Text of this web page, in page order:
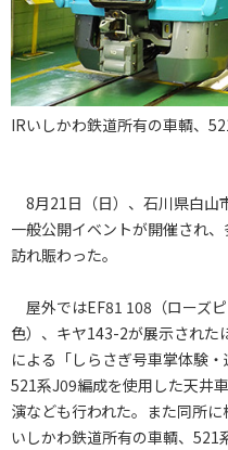
IRいしかわ鉄道所有の車輌、
8月21日（日）、石川県白山
一般公開イベントが開催され
訪れ賑わった。
屋外ではEF81 108（ローズ
色）、キヤ143-2が展示された
による「しらさぎ号車掌体験
521系J09編成を使用した天井
演なども行われた。また同所
いしかわ鉄道所有の車輌、521